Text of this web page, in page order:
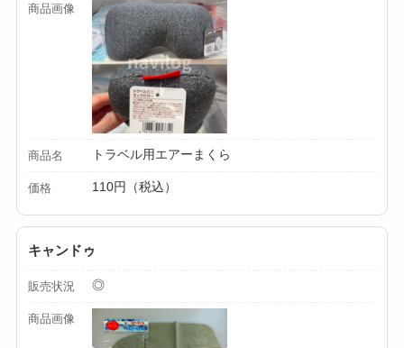
商品画像
商品名 トラベル用エアーまくら
価格 110円（税込）
キャンドゥ
販売状況 ◎
商品画像